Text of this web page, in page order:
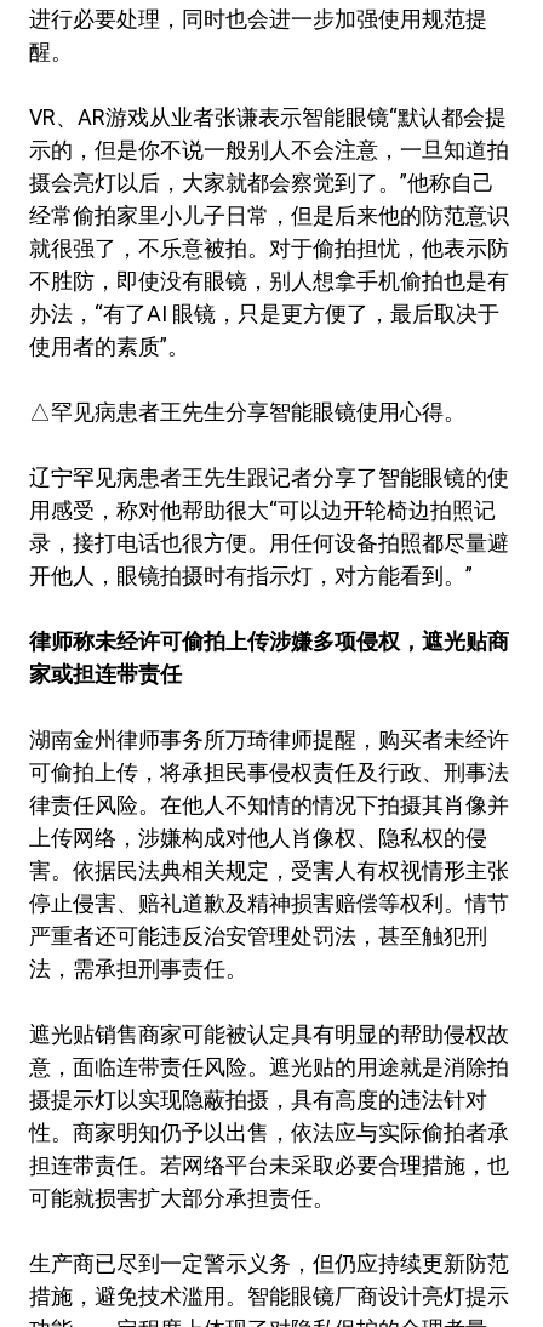
进行必要处理，同时也会进一步加强使用规范提
醒。
VR、AR游戏从业者张谦表示智能眼镜“默认都会提
示的，但是你不说一般别人不会注意，一旦知道拍
摄会亮灯以后，大家就都会察觉到了。”他称自己
经常偷拍家里小儿子日常，但是后来他的防范意识
就很强了，不乐意被拍。对于偷拍担忧，他表示防
不胜防，即使没有眼镜，别人想拿手机偷拍也是有
办法，“有了AI 眼镜，只是更方便了，最后取决于
使用者的素质”。
△罕见病患者王先生分享智能眼镜使用心得。
辽宁罕见病患者王先生跟记者分享了智能眼镜的使
用感受，称对他帮助很大“可以边开轮椅边拍照记
录，接打电话也很方便。用任何设备拍照都尽量避
开他人，眼镜拍摄时有指示灯，对方能看到。”
律师称未经许可偷拍上传涉嫌多项侵权，遮光贴商
家或担连带责任
湖南金州律师事务所万琦律师提醒，购买者未经许
可偷拍上传，将承担民事侵权责任及行政、刑事法
律责任风险。在他人不知情的情况下拍摄其肖像并
上传网络，涉嫌构成对他人肖像权、隐私权的侵
害。依据民法典相关规定，受害人有权视情形主张
停止侵害、赔礼道歉及精神损害赔偿等权利。情节
严重者还可能违反治安管理处罚法，甚至触犯刑
法，需承担刑事责任。
遮光贴销售商家可能被认定具有明显的帮助侵权故
意，面临连带责任风险。遮光贴的用途就是消除拍
摄提示灯以实现隐蔽拍摄，具有高度的违法针对
性。商家明知仍予以出售，依法应与实际偷拍者承
担连带责任。若网络平台未采取必要合理措施，也
可能就损害扩大部分承担责任。
生产商已尽到一定警示义务，但仍应持续更新防范
措施，避免技术滥用。智能眼镜厂商设计亮灯提示